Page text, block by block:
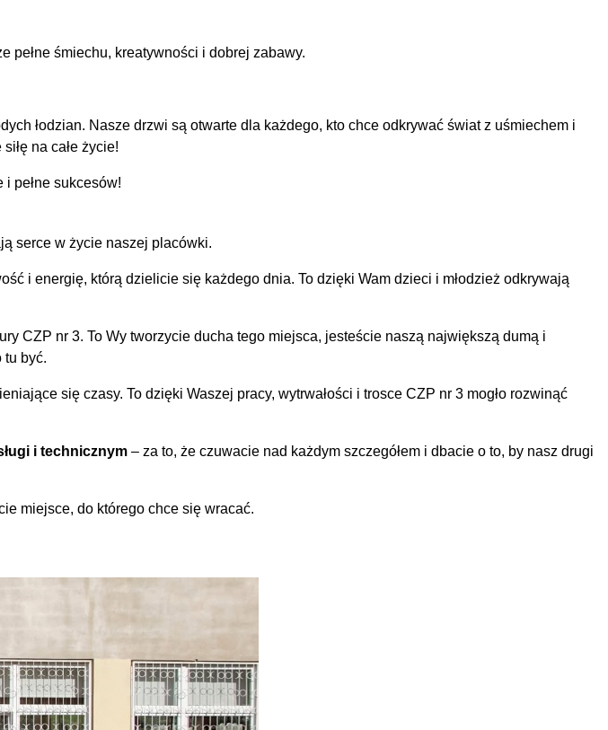
pełne śmiechu, kreatywności i dobrej zabawy.
łodzian. Nasze drzwi są otwarte dla każdego, kto chce odkrywać świat z uśmiechem i
na całe życie!
i pełne sukcesów!
serce w życie naszej placówki.
i energię, którą dzielicie się każdego dnia. To dzięki Wam dzieci i młodzież odkrywają
CZP nr 3. To Wy tworzycie ducha tego miejsca, jesteście naszą największą dumą i
tu być.
się czasy. To dzięki Waszej pracy, wytrwałości i trosce CZP nr 3 mogło rozwinąć
i technicznym – za to, że czuwacie nad każdym szczegółem i dbacie o to, by nasz drugi
miejsce, do którego chce się wracać.